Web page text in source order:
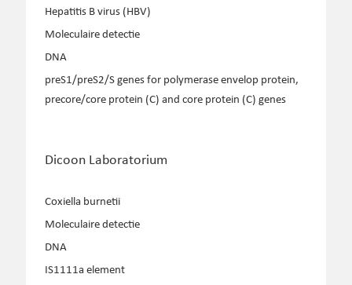
Hepatitis B virus (HBV)
Moleculaire detectie
DNA
preS1/preS2/S genes for polymerase envelop protein,
precore/core protein (C) and core protein (C) genes
Dicoon Laboratorium
Coxiella burnetii
Moleculaire detectie
DNA
IS1111a element